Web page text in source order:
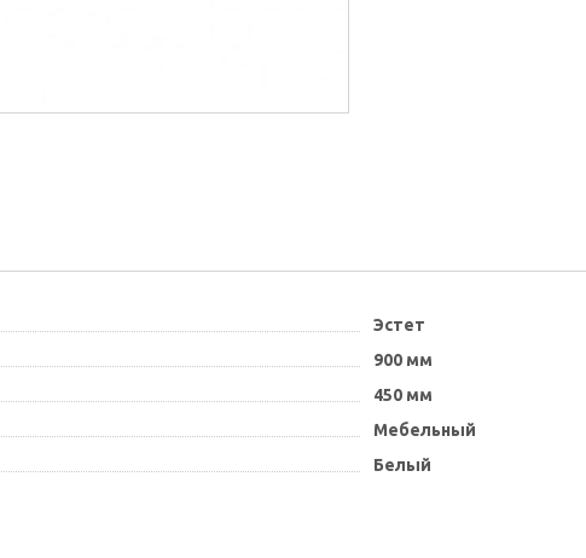
Эстет
900 мм
450 мм
Мебельный
Белый